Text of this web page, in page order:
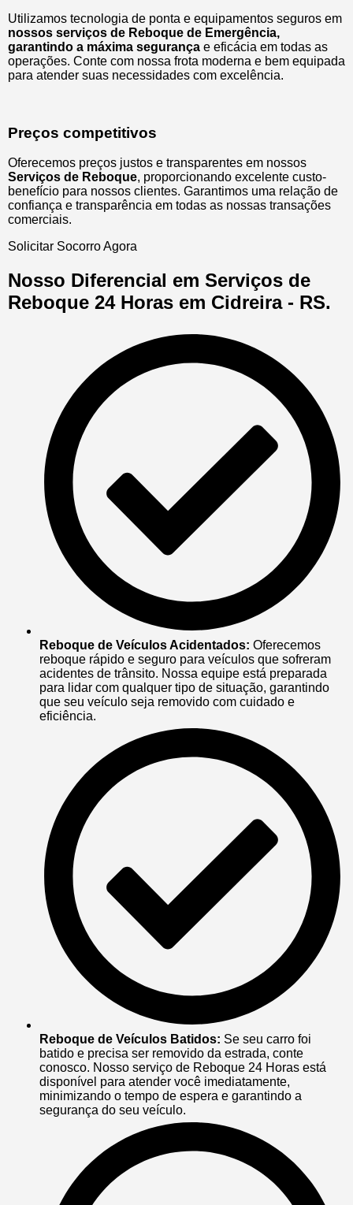
Utilizamos tecnologia de ponta e equipamentos seguros em
nossos serviços de Reboque de Emergência,
garantindo a máxima segurança e eficácia em todas as
operações. Conte com nossa frota moderna e bem equipada
para atender suas necessidades com excelência.
Preços competitivos
Oferecemos preços justos e transparentes em nossos
Serviços de Reboque, proporcionando excelente custo-
benefício para nossos clientes. Garantimos uma relação de
confiança e transparência em todas as nossas transações
comerciais.
Solicitar Socorro Agora
Nosso Diferencial em Serviços de
Reboque 24 Horas em Cidreira - RS.
Reboque de Veículos Acidentados: Oferecemos
reboque rápido e seguro para veículos que sofreram
acidentes de trânsito. Nossa equipe está preparada
para lidar com qualquer tipo de situação, garantindo
que seu veículo seja removido com cuidado e
eficiência.
Reboque de Veículos Batidos: Se seu carro foi
batido e precisa ser removido da estrada, conte
conosco. Nosso serviço de Reboque 24 Horas está
disponível para atender você imediatamente,
minimizando o tempo de espera e garantindo a
segurança do seu veículo.